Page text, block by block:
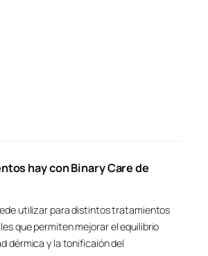
hay con Binary Care de
utilizar para distintos tratamientos
que permiten mejorar el equilibrio
dérmica y la tonificaión del